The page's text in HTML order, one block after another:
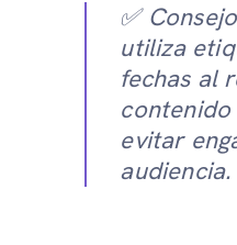
✅
utiliza
fechas al
evitar
audiencia.